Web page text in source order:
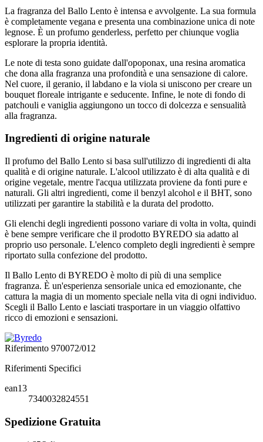
La fragranza del Ballo Lento è intensa e avvolgente. La sua formula
è completamente vegana e presenta una combinazione unica di note
legnose. È un profumo genderless, perfetto per chiunque voglia
esplorare la propria identità.
Le note di testa sono guidate dall'opoponax, una resina aromatica
che dona alla fragranza una profondità e una sensazione di calore.
Nel cuore, il geranio, il labdano e la viola si uniscono per creare un
bouquet floreale intrigante e seducente. Infine, le note di fondo di
patchouli e vaniglia aggiungono un tocco di dolcezza e sensualità
alla fragranza.
Ingredienti di origine naturale
Il profumo del Ballo Lento si basa sull'utilizzo di ingredienti di alta
qualità e di origine naturale. L'alcool utilizzato è di alta qualità e di
origine vegetale, mentre l'acqua utilizzata proviene da fonti pure e
naturali. Gli altri ingredienti, come il benzyl alcohol e il BHT, sono
utilizzati per garantire la stabilità e la durata del prodotto.
Gli elenchi degli ingredienti possono variare di volta in volta, quindi
è bene sempre verificare che il prodotto BYREDO sia adatto al
proprio uso personale. L'elenco completo degli ingredienti è sempre
riportato sulla confezione del prodotto.
Il Ballo Lento di BYREDO è molto di più di una semplice
fragranza. È un'esperienza sensoriale unica ed emozionante, che
cattura la magia di un momento speciale nella vita di ogni individuo.
Scegli il Ballo Lento e lasciati trasportare in un viaggio olfattivo
ricco di emozioni e sensazioni.
Riferimento 970072/012
Riferimenti Specifici
ean13
7340032824551
Spedizione Gratuita